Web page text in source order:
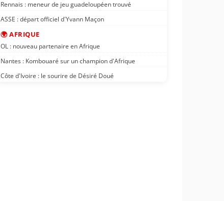
Rennais : meneur de jeu guadeloupéen trouvé
ASSE : départ officiel d'Yvann Maçon
🌍 AFRIQUE
OL : nouveau partenaire en Afrique
Nantes : Kombouaré sur un champion d'Afrique
Côte d'Ivoire : le sourire de Désiré Doué